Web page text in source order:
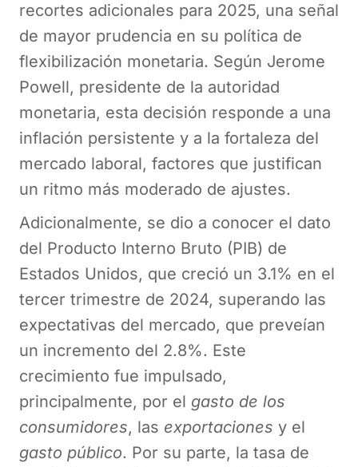
recortes adicionales para 2025, una señal
de mayor prudencia en su política de
flexibilización monetaria. Según Jerome
Powell, presidente de la autoridad
monetaria, esta decisión responde a una
inflación persistente y a la fortaleza del
mercado laboral, factores que justifican
un ritmo más moderado de ajustes.
Adicionalmente, se dio a conocer el dato
del Producto Interno Bruto (PIB) de
Estados Unidos, que creció un 3.1% en el
tercer trimestre de 2024, superando las
expectativas del mercado, que preveían
un incremento del 2.8%. Este
crecimiento fue impulsado,
principalmente, por el gasto de los
consumidores, las exportaciones y el
gasto público. Por su parte, la tasa de